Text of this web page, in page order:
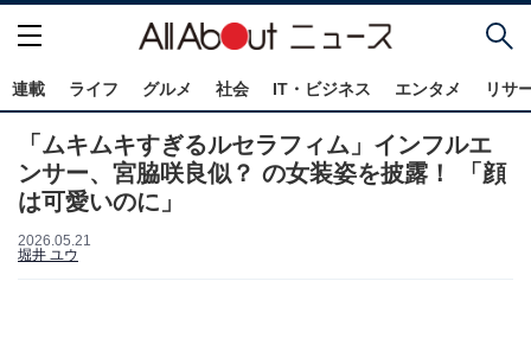
連載 ライフ グルメ 社会 IT・ビジネス エンタメ リサ
「ムキムキすぎるルセラフィム」インフルエ
ンサー、宮脇咲良似？ の女装姿を披露！ 「顔
は可愛いのに」
2026.05.21
堀井 ユウ